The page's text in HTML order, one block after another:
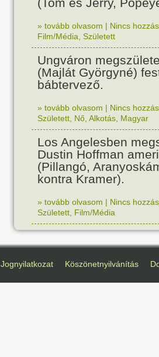
» tovább olvasom | Nincs
Film/Média Született
Ungváron
(Majlát Györgyné)
bábtervező.
» tovább olvasom | Nincs
Született Nő Alkotás Magyar
Los Angelesben
Dustin Hoffman
(Pillangó,
kontra Kramer).
» tovább olvasom | Nincs
Született Film/Média
Jognyilatkozat Köszönetnyilvánítás